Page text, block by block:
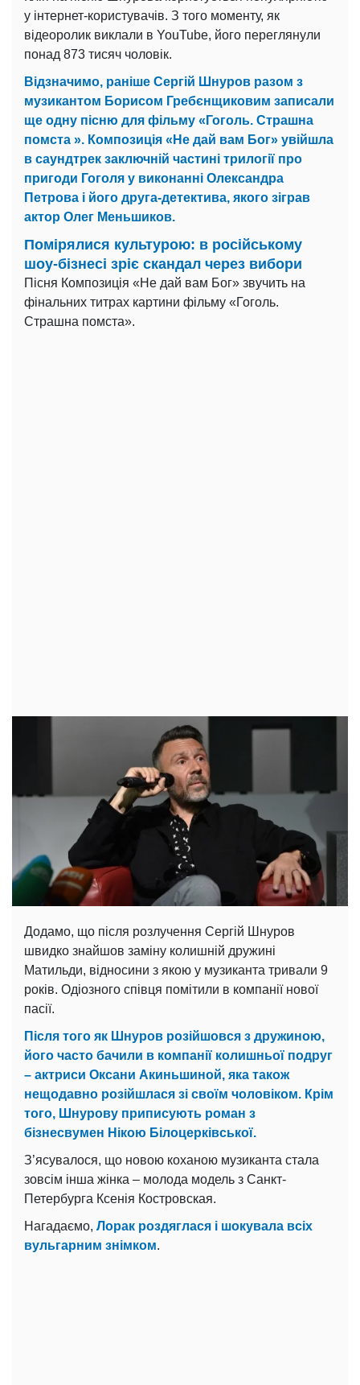
у інтернет-користувачів. З того моменту, як
відеоролик виклали в YouTube, його переглянули
понад 873 тисяч чоловік.
Відзначимо, раніше Сергій Шнуров разом з
музикантом Борисом Гребєнщиковим записали
ще одну пісню для фільму «Гоголь. Страшна
помста ». Композиція «Не дай вам Бог» увійшла
в саундтрек заключній частині трилогії про
пригоди Гоголя у виконанні Олександра
Петрова і його друга-детектива, якого зіграв
актор Олег Меньшиков.
Помірялися культурою: в російському
шоу-бізнесі зріє скандал через вибори
Пісня Композиція «Не дай вам Бог» звучить на
фінальних титрах картини фільму «Гоголь.
Страшна помста».
Додамо, що після розлучення Сергій Шнуров
швидко знайшов заміну колишній дружині
Матильди, відносини з якою у музиканта тривали 9
років. Одіозного співця помітили в компанії нової
пасії.
Після того як Шнуров розійшовся з дружиною,
його часто бачили в компанії колишньої подруг
– актриси Оксани Акиньшиной, яка також
нещодавно розійшлася зі своїм чоловіком. Крім
того, Шнурову приписують роман з
бізнесвумен Нікою Білоцерківської.
З’ясувалося, що новою коханою музиканта стала
зовсім інша жінка – молода модель з Санкт-
Петербурга Ксенія Костровская.
Нагадаємо, Лорак роздяглася і шокувала всіх
вульгарним знімком.